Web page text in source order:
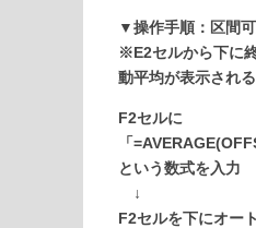
▼操作手順：区間
※E2セルから下に
動平均が表示され
F2セルに
「
という数式を入力
↓
F2セルを下にオー